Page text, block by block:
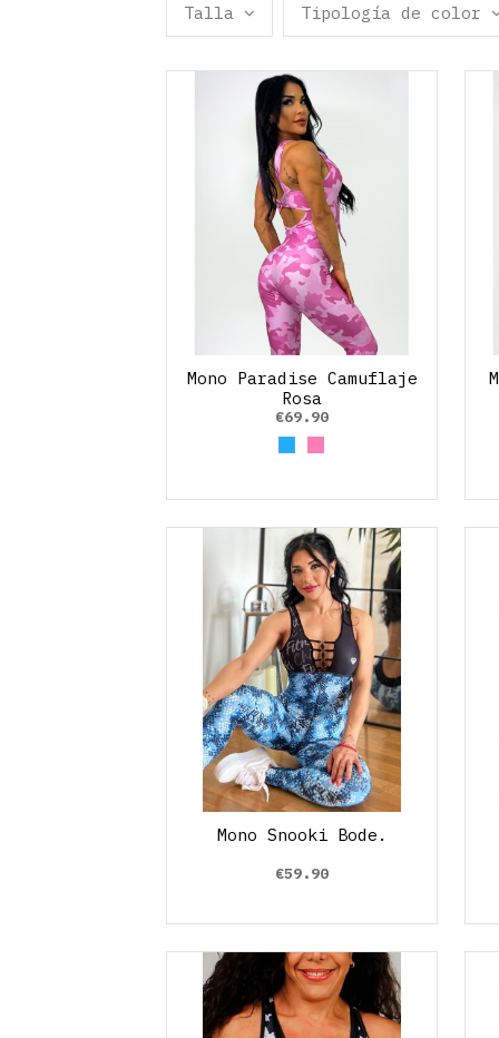
Talla Tipología de color
Mono Paradise Camuflaje
Rosa
€69.90
Azul claro
Rosa claro
Mono Snooki Bode.
€59.90